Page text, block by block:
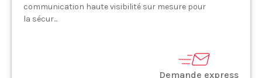
communication haute visibilité sur mesure pour
la sécur...
Demande express